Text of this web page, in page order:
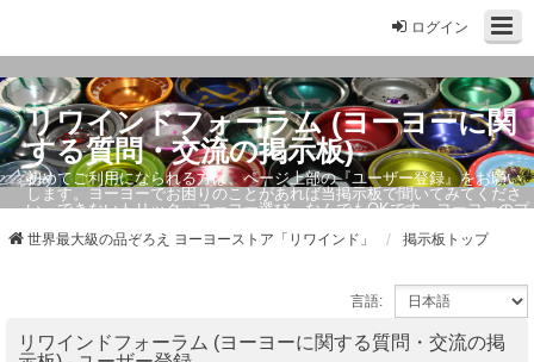
ログイン
リワインドフォーラム (ヨーヨーに関
する質問・交流の掲示板)
初めてご利用になられる方は、ページ上部の『ユーザー登録』をお願い
します。ヨーヨーでお困りのことがあれば当掲示板で聞いてみてくださ
い。できないトリック・ヨーヨー選び、なんでもOKです。ヨーヨーのプ
世界最大級の品ぞろえ ヨーヨーストア「リワインド」 掲示板トップ
言語:
リワインドフォーラム (ヨーヨーに関する質問・交流の掲